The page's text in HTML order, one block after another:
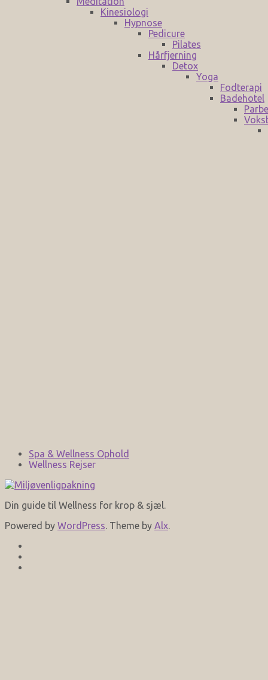
Kinesiologi
Hypnose
Pedicure
Pilates
Hårfjerning
Detox
Yoga
Fodterapi
Badehotel
Spa & Wellness Ophold
Wellness Rejser
Din guide til Wellness for krop & sjæl.
Powered by WordPress. Theme by Alx.